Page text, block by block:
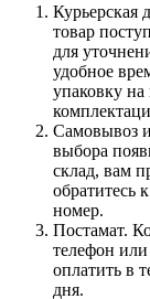
Курьерская
товар
для
удобное
упаковку на
Самовывоз
выбора
склад, вам
обратитесь
номер.
Постамат.
телефон
оплатить в
дня.